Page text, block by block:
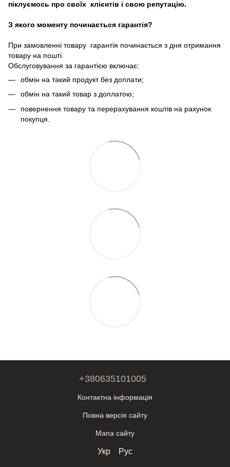
піклуємось про своїх клієнтів і свою репутацію.
З якого моменту починається гарантія?
При замовленні товару гарантія починається з дня отримання
товару на пошті.
Обслуговування за гарантією включає:
обмін на такий продукт без доплати;
обмін на такий товар з доплатою;
повернення товару та перерахування коштів на рахунок
покупця.
+380635101005
Контактна інформація
Повна версія сайту
Мапа сайту
Укр Рус